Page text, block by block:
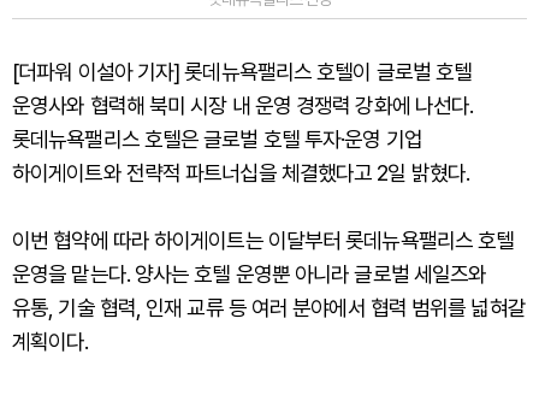
[더파워 이설아 기자] 롯데뉴욕팰리스 호텔이 글로벌 호텔
운영사와 협력해 북미 시장 내 운영 경쟁력 강화에 나선다.
롯데뉴욕팰리스 호텔은 글로벌 호텔 투자·운영 기업
하이게이트와 전략적 파트너십을 체결했다고 2일 밝혔다.
이번 협약에 따라 하이게이트는 이달부터 롯데뉴욕팰리스 호텔
운영을 맡는다. 양사는 호텔 운영뿐 아니라 글로벌 세일즈와
유통, 기술 협력, 인재 교류 등 여러 분야에서 협력 범위를 넓혀갈
계획이다.